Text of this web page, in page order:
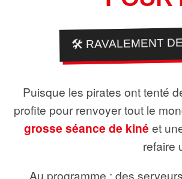
🛠️ RAVALEMENT
Puisque les pirates ont tenté
profite pour renvoyer tout le
grosse séance de kiné et
refaire
Au programme : des